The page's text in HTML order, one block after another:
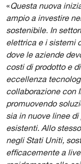
«Questa nuova
ampio a investire
sostenibile. In
elettrica e i sistemi
dove le aziende
costi di prodotto e
eccellenza
collaborazione con
promuovendo
sia in nuove linee
esistenti. Allo
negli Stati Uniti,
efficacemente a